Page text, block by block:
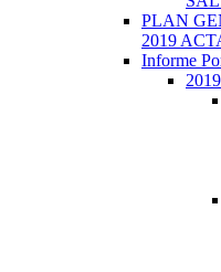
PLAN
2019
Informe
2019